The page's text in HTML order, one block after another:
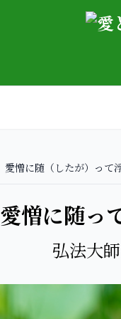
愛憎に随（したが）って
愛憎に随っ
弘法大